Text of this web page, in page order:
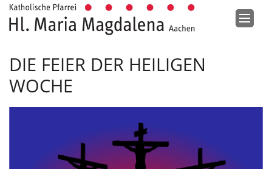
Zum Inhalt springen
DIE FEIER DER HEILIGEN
WOCHE